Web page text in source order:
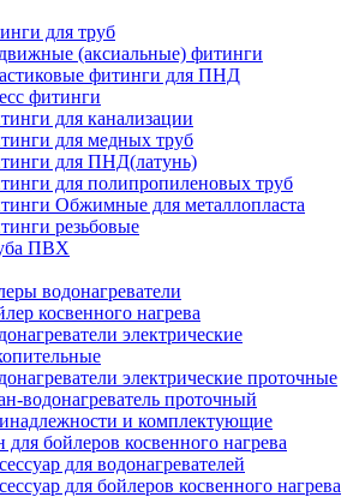
для труб
(аксиальные) фитинги
фитинги для ПНД
фитинги
для канализации
для медных труб
для ПНД(латунь)
для полипропиленовых труб
Обжимные для металлопласта
резьбовые
ПВХ
водонагреватели
косвенного нагрева
электрические
электрические проточные
водонагреватель проточный
и комплектующие
для бойлеров косвенного нагрева
для водонагревателей
для бойлеров косвенного нагрева